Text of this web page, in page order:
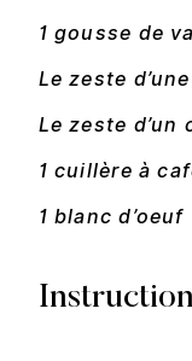
1 gousse de
Le zeste
Le zeste d’un
1 cuillère à
1 blanc d’oeuf